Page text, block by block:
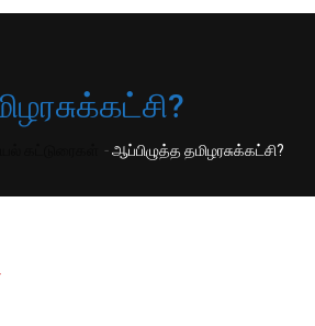
-ஆப்பிழுத்த தமிழரசுக்கட்சி?